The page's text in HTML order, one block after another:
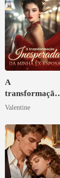
A
transformação
inesperada da
esposa
Valentine